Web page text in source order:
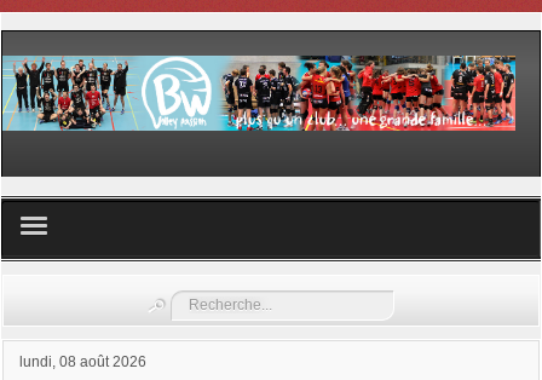
Les samedis du sport
Rechercher
lundi, 08 août 2026